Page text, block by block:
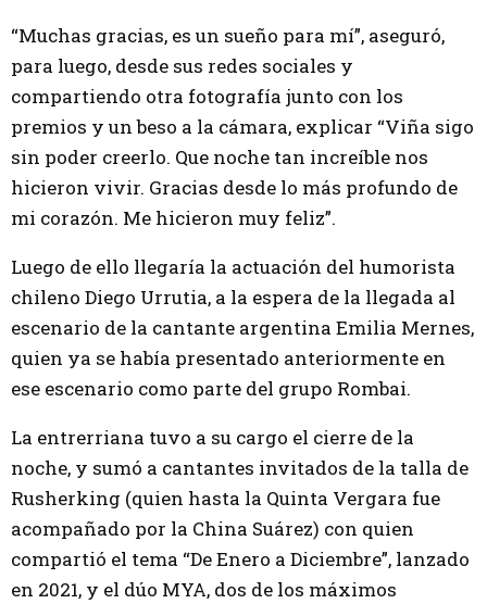
“Muchas gracias, es un sueño para mí”, aseguró,
para luego, desde sus redes sociales y
compartiendo otra fotografía junto con los
premios y un beso a la cámara, explicar “Viña sigo
sin poder creerlo. Que noche tan increíble nos
hicieron vivir. Gracias desde lo más profundo de
mi corazón. Me hicieron muy feliz”.
Luego de ello llegaría la actuación del humorista
chileno Diego Urrutia, a la espera de la llegada al
escenario de la cantante argentina Emilia Mernes,
quien ya se había presentado anteriormente en
ese escenario como parte del grupo Rombai.
La entrerriana tuvo a su cargo el cierre de la
noche, y sumó a cantantes invitados de la talla de
Rusherking (quien hasta la Quinta Vergara fue
acompañado por la China Suárez) con quien
compartió el tema “De Enero a Diciembre”, lanzado
en 2021, y el dúo MYA, dos de los máximos